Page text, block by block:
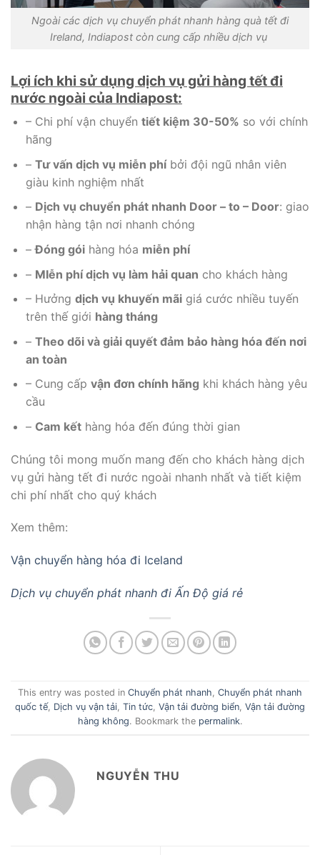
Ngoài các dịch vụ chuyển phát nhanh hàng quà tết đi
Ireland, Indiapost còn cung cấp nhiều dịch vụ
Lợi ích khi sử dụng dịch vụ gửi hàng tết đi
nước ngoài của Indiapost:
– Chi phí vận chuyển tiết kiệm 30-50% so với chính
hãng
– Tư vấn dịch vụ miễn phíbởi đội ngũ nhân viên
giàu kinh nghiệm nhất
– Dịch vụ chuyển phát nhanh Door – to – Door: giao
nhận hàng tận nơi nhanh chóng
–Đóng góihàng hóa miễn phí
– MIễn phí dịch vụ làm hải quan cho khách hàng
– Hưởng dịch vụ khuyến mãigiá cước nhiều tuyến
trên thế giới hàng tháng
– Theo dõi và giải quyết đảm bảo hàng hóa đến nơi
an toàn
– Cung cấp vận đơn chính hãng khi khách hàng yêu
cầu
– Cam kếthàng hóa đến đúng thời gian
Chúng tôi mong muốn mang đến cho khách hàng dịch
vụ gửi hàng tết đi nước ngoài nhanh nhất và tiết kiệm
chi phí nhất cho quý khách
Xem thêm:
Vận chuyển hàng hóa đi Iceland
Dịch vụ chuyển phát nhanh đi Ấn Độ giá rẻ
This entry was posted in Chuyển phát nhanh, Chuyển phát nhanh
quốc tế, Dịch vụ vận tải, Tin tức, Vận tải đường biển, Vận tải đường
hàng không. Bookmark the permalink.
NGUYỄN THU